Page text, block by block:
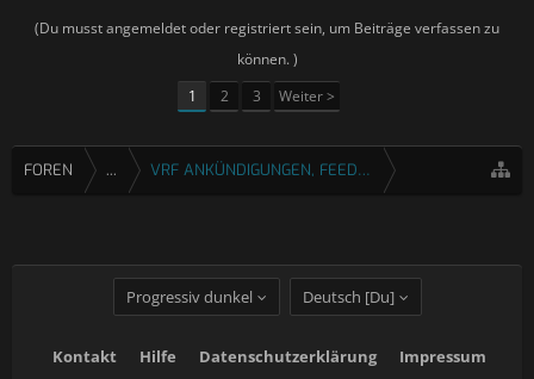
(Du musst angemeldet oder registriert sein, um Beiträge verfassen zu
können. )
1
2 3 Weiter >
FOREN ... VRF ANKÜNDIGUNGEN, FEEDBACK & FRAGEN
Progressiv dunkel Deutsch [Du]
Kontakt Hilfe Datenschutzerklärung Impressum